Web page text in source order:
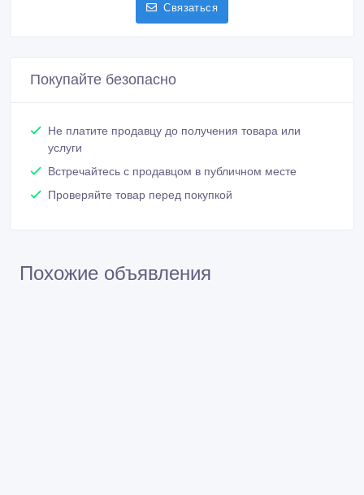
Связаться
Покупайте безопасно
Не платите продавцу до получения товара или
услуги
Встречайтесь с продавцом в публичном месте
Проверяйте товар перед покупкой
Похожие объявления